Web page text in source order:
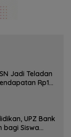
Jadi Teladan
Rp1
UPZ Bank
bagi Siswa